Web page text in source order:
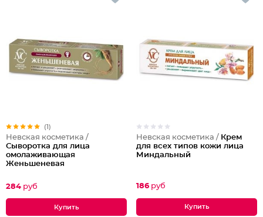
(1)
Невская косметика /
Сыворотка для лица
омолаживающая
Женьшеневая
284 руб
Невская косметика / Крем
для всех типов кожи лица
Миндальный
186 руб